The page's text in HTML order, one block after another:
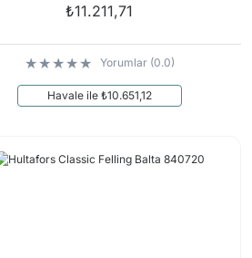
₺11.211,71
Yorumlar (0.0)
Havale ile ₺10.651,12